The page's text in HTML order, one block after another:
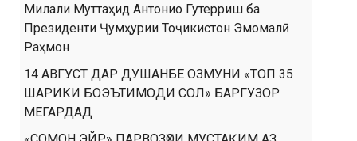
Милали Муттаҳид Антонио Гутерриш ба
Президенти Ҷумҳурии Тоҷикистон Эмомалӣ
Раҳмон
14 АВГУСТ ДАР ДУШАНБЕ ОЗМУНИ «ТОП 35
ШАРИКИ БОЭЪТИМОДИ СОЛ» БАРГУЗОР
МЕГАРДАД